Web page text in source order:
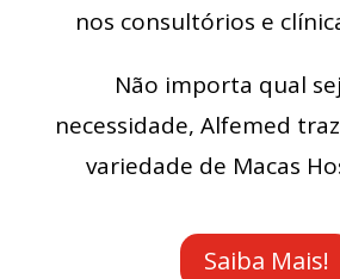
nos consultórios e
Não importa qual
necessidade, Alfemed
variedade de Macas
Saiba Mais!